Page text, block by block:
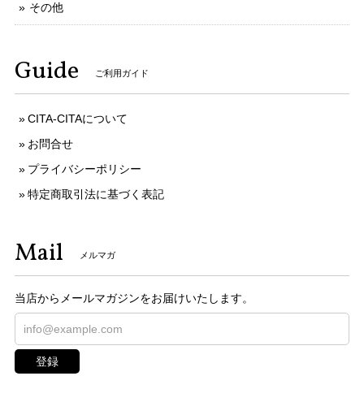
その他
Guide ご利用ガイド
CITA-CITAについて
お問合せ
プライバシーポリシー
特定商取引法に基づく表記
Mail メルマガ
当店からメールマガジンをお届けいたします。
登録